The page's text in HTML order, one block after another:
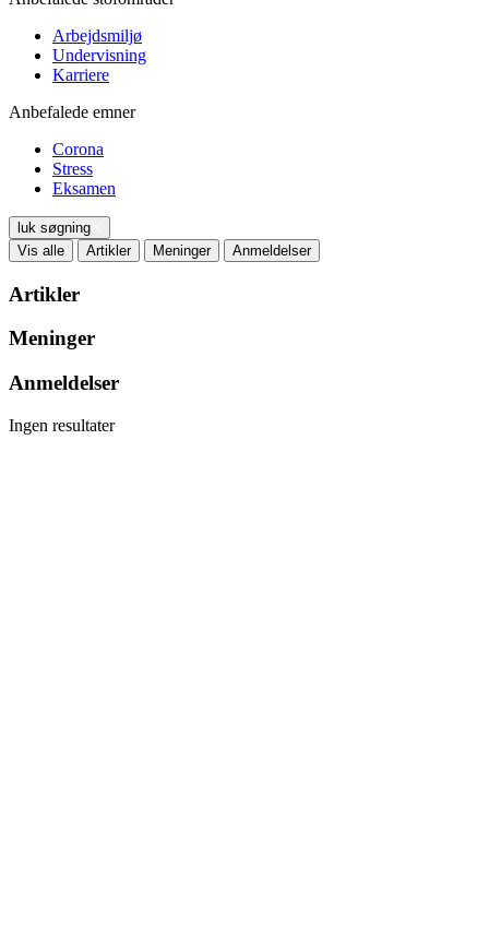
Arbejdsmiljø
Undervisning
Karriere
Anbefalede emner
Corona
Stress
Eksamen
luk søgning
Vis alle
Artikler Meninger Anmeldelser
Artikler
Meninger
Anmeldelser
Ingen resultater